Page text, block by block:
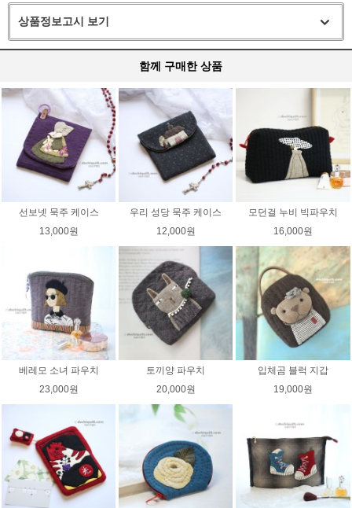
상품정보고시 보기
함께 구매한 상품
선보넷 묵주 케이스
13,000원
우리 성당 묵주 케이스
12,000원
모던걸 누비 빅파우치
16,000원
베레모 소녀 파우치
23,000원
토끼양 파우치
20,000원
입체곰 블럭 지갑
19,000원